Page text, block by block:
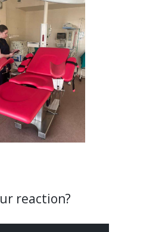
reaction?